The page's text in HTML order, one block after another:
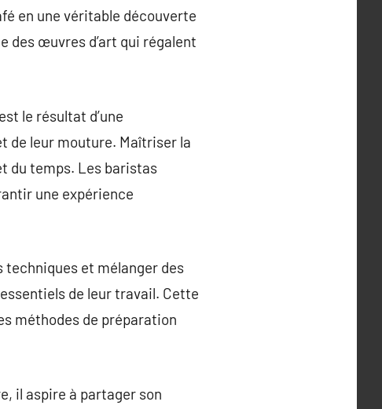
en une véritable découverte
des œuvres d’art qui régalent
le résultat d’une
de leur mouture. Maîtriser la
du temps. Les baristas
une expérience
et mélanger des
de leur travail. Cette
méthodes de préparation
il aspire à partager son